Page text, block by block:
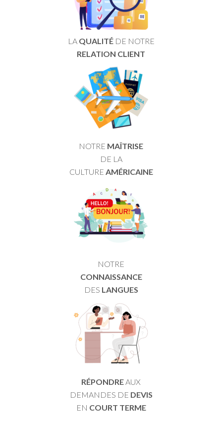
LA QUALITÉ DE NOTRE
RELATION CLIENT
NOTRE MAÎTRISE
DE LA
CULTURE AMÉRICAINE
NOTRE
CONNAISSANCE
DES LANGUES
RÉPONDREAUX
DEMANDES DE DEVIS
EN COURT TERME